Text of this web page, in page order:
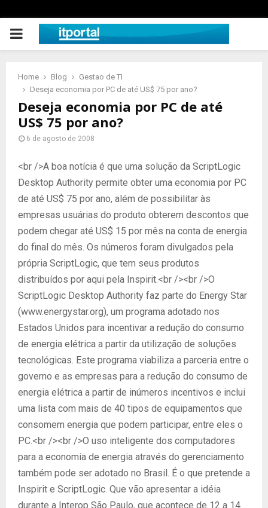
PRIMARY
Home Blog
Gestao de TI
Deseja economia por PC de até US$ 75 por ano?
Deseja economia por PC de até
US$ 75 por ano?
6 de agosto de 2008
<br />A boa notícia é que uma solução da ScriptLogic
Desktop Authority permite obter uma economia por PC
de até US$ 75 por ano, além de possibilitar às
empresas usuárias do produto obterem descontos que
podem chegar até US$ 15 por mês na conta de energia
do final do mês. Os números foram divulgados pela
própria ScriptLogic, que tem seus produtos
distribuídos por aqui pela Inspirit.<br /><br />O
ScriptLogic Desktop Authority faz parte do Energy Star
(www.energystar.org), um programa adotado nos
Estados Unidos para incentivar a redução do consumo
de energia elétrica a partir da utilização de soluções
tecnológicas. Este programa viabiliza a parceria entre o
governo e as empresas para a redução do consumo de
energia elétrica a partir de inúmeros incentivos e inclui
uma lista com mais de 40 tipos de equipamentos que
consomem energia que podem participar, entre eles o
PC.<br /><br />O uso inteligente dos computadores
para a economia de energia através do gerenciamento
também pode ser adotado no Brasil. É o que pretende a
Inspirit e ScriptLogic. Que vão apresentar a idéia
durante a Interop São Paulo, que acontece de 12 a 14